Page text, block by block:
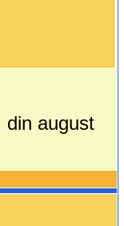
din august